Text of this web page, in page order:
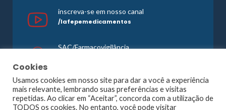
inscreva-se em nosso canal
/lafepemedicamentos
SAC/Farmacovigilância
©1965 - 2026 Todos os direitos reservados. Lafepe |
Cookies
Usamos cookies em nosso site para dar a você a experiência
mais relevante, lembrando suas preferências e visitas
repetidas. Ao clicar em “Aceitar”, concorda com a utilização de
TODOS os cookies. No entanto, você pode visitar